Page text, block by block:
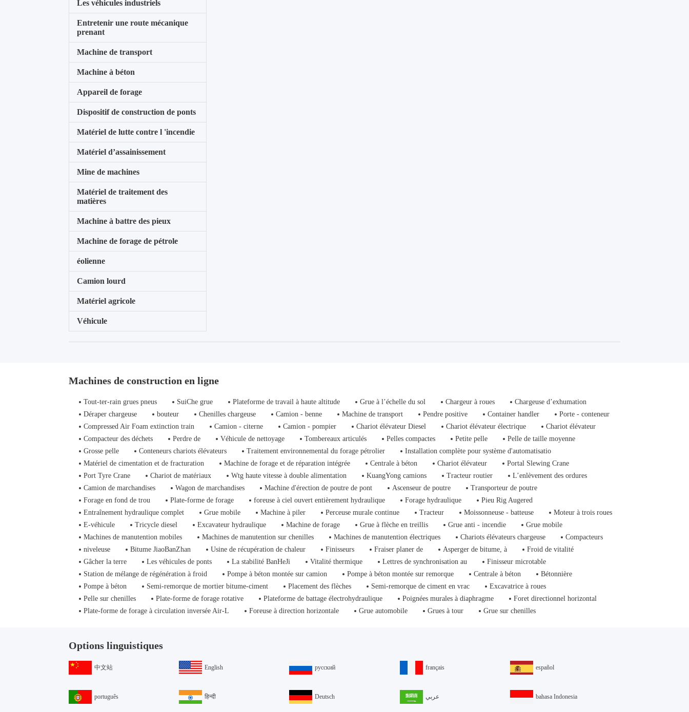
Les véhicules industriels
Entretenir une route mécanique
prenant
Machine de transport
Machine à béton
Appareil de forage
Dispositif de construction de ponts
Matériel de lutte contre l 'incendie
Matériel d’assainissement
Mine de machines
Matériel de traitement des
matières
Machine à battre des pieux
Machine de forage de pétrole
éolienne
Camion lourd
Matériel agricole
Véhicule
Machines de construction en ligne
Tout-ter-rain grues pneus SuiChe grue Plateforme de travail à haute altitude Grue à l’échelle du sol Chargeur à roues
Chargeuse d’exhumation
Déraper chargeuse
bouteur Chenilles chargeuse Camion - benne Machine de transport Pendre positive Container handler
Porte - conteneur
Compressed Air Foam extinction train
Camion - citerne Camion - pompier Chariot élévateur Diesel Chariot élévateur électrique
Chariot élévateur
Compacteur des déchets
Perdre de Véhicule de nettoyage Tombereaux articulés Pelles compactes Petite pelle
Pelle de taille moyenne
Grosse pelle
Conteneurs chariots élévateurs Traitement environnemental du forage pétrolier
Installation complète pour système d'automatisatio
Matériel de cimentation et de fracturation
Machine de forage et de réparation intégrée Centrale à béton Chariot élévateur
Portal Slewing Crane
Port Tyre Crane
Chariot de matériaux Wtg haute vitesse à double alimentation KuangYong camions Tracteur routier
L’enlèvement des ordures
Camion de marchandises
Wagon de marchandises Machine d'érection de poutre de pont Ascenseur de poutre
Transporteur de poutre
Forage en fond de trou
Plate-forme de forage foreuse à ciel ouvert entièrement hydraulique Forage hydraulique
Pieu Rig Augered
Entraînement hydraulique complet
Grue mobile Machine à piler Perceuse murale continue Tracteur Moissonneuse - batteuse
Moteur à trois roues
E-véhicule
Tricycle diesel Excavateur hydraulique Machine de forage Grue à flèche en treillis Grue anti - incendie
Grue mobile
Machines de manutention mobiles
Machines de manutention sur chenilles Machines de manutention électriques Chariots élévateurs chargeuse
Compacteurs
niveleuse
Bitume JiaoBanZhan Usine de récupération de chaleur Finisseurs Fraiser planer de Asperger de bitume, à
Froid de vitalité
Gâcher la terre
Les véhicules de ponts La stabilité BanHeJi Vitalité thermique Lettres de synchronisation au
Finisseur microtable
Station de mélange de régénération à froid
Pompe à béton montée sur camion Pompe à béton montée sur remorque Centrale à béton
Bétonnière
Pompe à béton
Semi-remorque de mortier bitume-ciment Placement des flèches Semi-remorque de ciment en vrac
Excavatrice à roues
Pelle sur chenilles
Plate-forme de forage rotative Plateforme de battage électrohydraulique Poignées murales à diaphragme
Foret directionnel horizontal
Plate-forme de forage à circulation inversée Air-L
Foreuse à direction horizontale Grue automobile Grues à tour Grue sur chenilles
Options linguistiques
中文站 English русский français español
português हिन्दी Deutsch عربي bahasa Indonesia